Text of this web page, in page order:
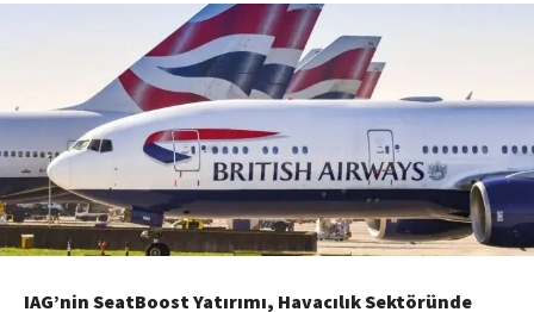
IAG’nin SeatBoost Yatırımı, Havacılık Sektöründe